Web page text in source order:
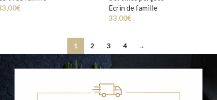
€
Ecrin de famille
33,00€
1 2 3 4 →